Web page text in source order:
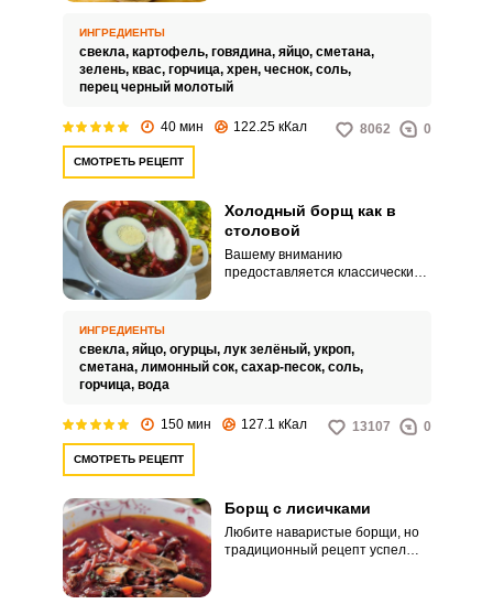
ИНГРЕДИЕНТЫ
свекла, картофель, говядина, яйцо, сметана,
зелень, квас, горчица, хрен, чеснок, соль,
перец черный молотый
40 мин 122.25 кКал 8062 0
СМОТРЕТЬ РЕЦЕПТ
Холодный борщ как в
столовой
Вашему вниманию
предоставляется классический
ИНГРЕДИЕНТЫ
свекла, яйцо, огурцы, лук зелёный, укроп,
сметана, лимонный сок, сахар-песок, соль,
горчица, вода
150 мин 127.1 кКал 13107 0
СМОТРЕТЬ РЕЦЕПТ
Борщ с лисичками
Любите наваристые борщи, но
традиционный рецепт успел